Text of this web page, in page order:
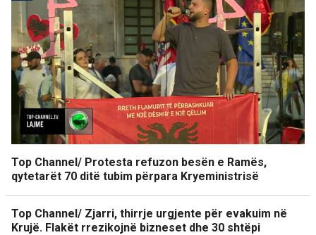
Top Channel/ Protesta refuzon besën e Ramës,
qytetarët 70 ditë tubim përpara Kryeministrisë
Top Channel/ Zjarri, thirrje urgjente për evakuim në
Krujë. Flakët rrezikojnë bizneset dhe 30 shtëpi